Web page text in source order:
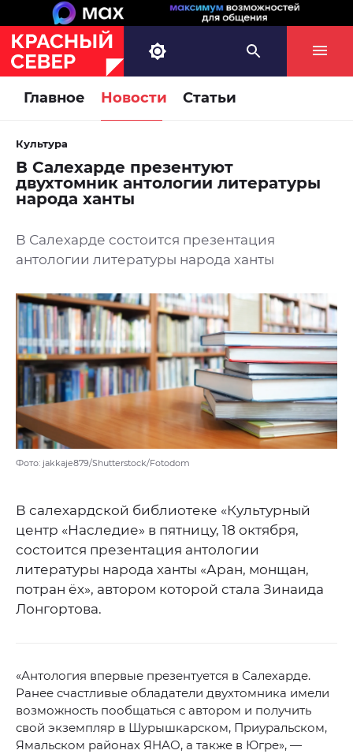
Главное Новости Статьи
Культура
В Салехарде презентуют
двухтомник антологии литературы
народа ханты
В Салехарде состоится презентация
антологии литературы народа ханты
Фото: jakkaje879/Shutterstock/Fotodom
В салехардской библиотеке «Культурный
центр «Наследие» в пятницу, 18 октября,
состоится презентация антологии
литературы народа ханты «Аран, монщан,
потран ёх», автором которой стала Зинаида
Лонгортова.
«Антология впервые презентуется в Салехарде.
Ранее счастливые обладатели двухтомника имели
возможность пообщаться с автором и получить
свой экземпляр в Шурышкарском, Приуральском,
Ямальском районах ЯНАО, а также в Югре», —